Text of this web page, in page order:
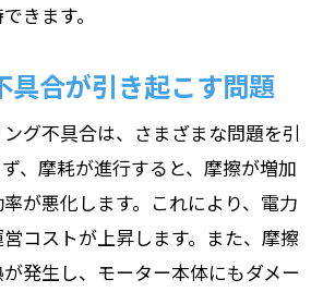
きます。
具合が引き起こす問題
グ不具合は、さまざまな問題を引
、摩耗が進行すると、摩擦が増加
が悪化します。これにより、電力
コストが上昇します。また、摩擦
発生し、モーター本体にもダメー